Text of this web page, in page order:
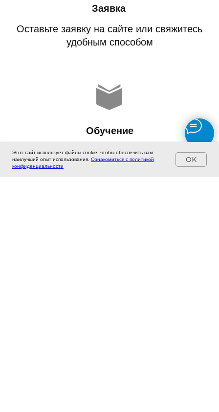
Этот сайт использует файлы cookie, чтобы обеспечить вам
наилучший опыт использования.
OK
Этот сайт использует файлы cookie, чтобы обеспечить вам
наилучший опыт использования. Ознакомиться с политикой
конфиденциальности
OK